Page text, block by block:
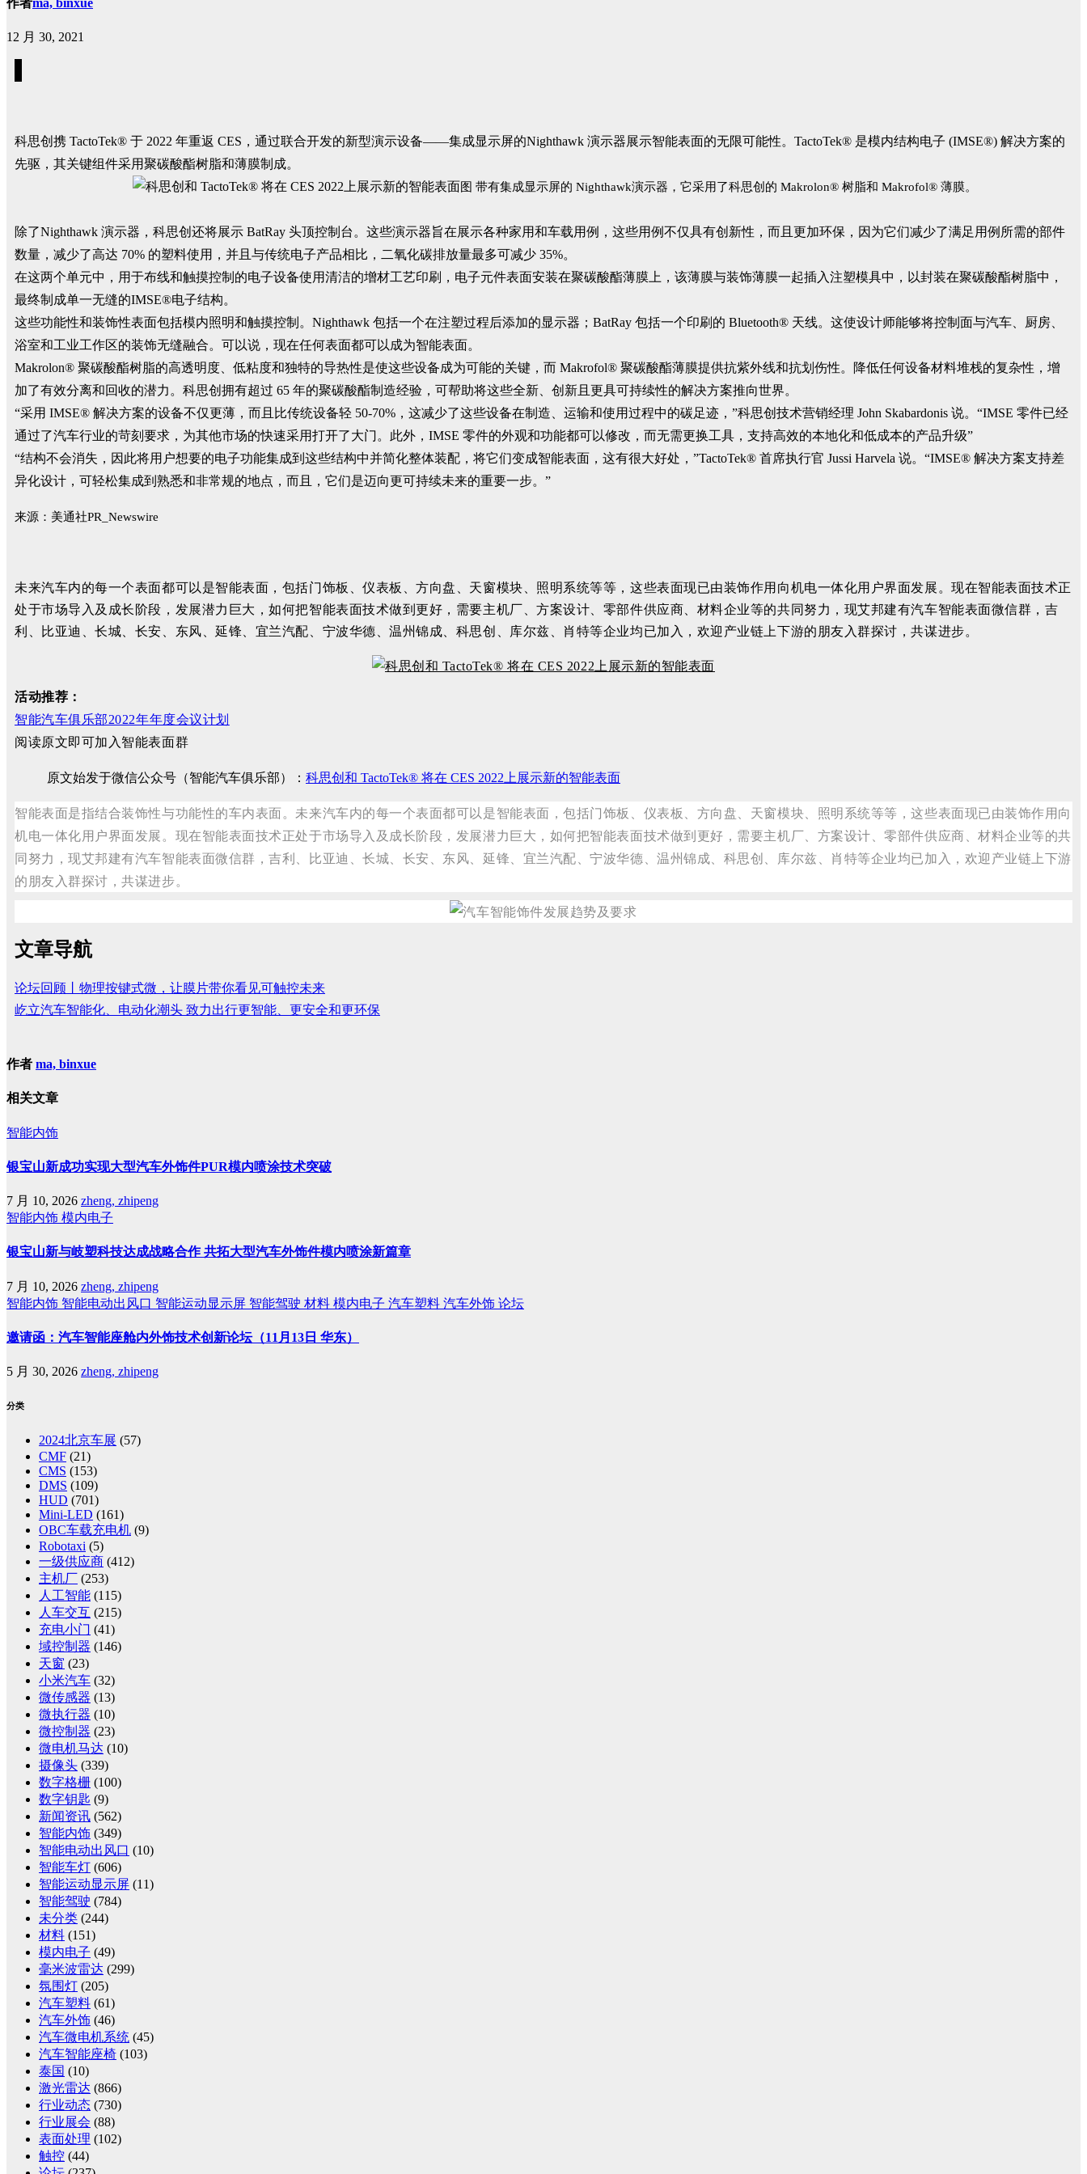
12 月 30, 2021
科思创携 TactoTek® 于 2022 年重返 CES，通过联合开发的新型演示设备——集成显示屏的Nighthawk 演示器展示智能表面的无限可能性。TactoTek® 是模内结构电子 (IMSE®) 解决方案的
先驱，其关键组件采用聚碳酸酯树脂和薄膜制成。
图 带有集成显示屏的 Nighthawk演示器，它采用了科思创的 Makrolon® 树脂和 Makrofol® 薄膜。
除了Nighthawk 演示器，科思创还将展示 BatRay 头顶控制台。这些演示器旨在展示各种家用和车载用例，这些用例不仅具有创新性，而且更加环保，因为它们减少了满足用例所需的部件
数量，减少了高达 70% 的塑料使用，并且与传统电子产品相比，二氧化碳排放量最多可减少 35%。
在这两个单元中，用于布线和触摸控制的电子设备使用清洁的增材工艺印刷，电子元件表面安装在聚碳酸酯薄膜上，该薄膜与装饰薄膜一起插入注塑模具中，以封装在聚碳酸酯树脂中，
最终制成单一无缝的IMSE®电子结构。
这些功能性和装饰性表面包括模内照明和触摸控制。Nighthawk 包括一个在注塑过程后添加的显示器；BatRay 包括一个印刷的 Bluetooth® 天线。这使设计师能够将控制面与汽车、厨房、
浴室和工业工作区的装饰无缝融合。可以说，现在任何表面都可以成为智能表面。
Makrolon® 聚碳酸酯树脂的高透明度、低粘度和独特的导热性是使这些设备成为可能的关键，而 Makrofol® 聚碳酸酯薄膜提供抗紫外线和抗划伤性。降低任何设备材料堆栈的复杂性，增
加了有效分离和回收的潜力。科思创拥有超过 65 年的聚碳酸酯制造经验，可帮助将这些全新、创新且更具可持续性的解决方案推向世界。
“采用 IMSE® 解决方案的设备不仅更薄，而且比传统设备轻 50-70%，这减少了这些设备在制造、运输和使用过程中的碳足迹，”科思创技术营销经理 John Skabardonis 说。“IMSE 零件已经
通过了汽车行业的苛刻要求，为其他市场的快速采用打开了大门。此外，IMSE 零件的外观和功能都可以修改，而无需更换工具，支持高效的本地化和低成本的产品升级”
“结构不会消失，因此将用户想要的电子功能集成到这些结构中并简化整体装配，将它们变成智能表面，这有很大好处，”TactoTek® 首席执行官 Jussi Harvela 说。“IMSE® 解决方案支持差
异化设计，可轻松集成到熟悉和非常规的地点，而且，它们是迈向更可持续未来的重要一步。”
来源：美通社PR_Newswire
未来汽车内的每一个表面都可以是智能表面，包括门饰板、仪表板、方向盘、天窗模块、照明系统等等，这些表面现已由装饰作用向机电一体化用户界面发展。现在智能表面技术正
处于市场导入及成长阶段，发展潜力巨大，如何把智能表面技术做到更好，需要主机厂、方案设计、零部件供应商、材料企业等的共同努力，现艾邦建有汽车智能表面微信群，吉
利、比亚迪、长城、长安、东风、延锋、宜兰汽配、宁波华德、温州锦成、科思创、库尔兹、肖特等企业均已加入，欢迎产业链上下游的朋友入群探讨，共谋进步。
活动推荐：
智能汽车俱乐部2022年年度会议计划
阅读原文即可加入智能表面群
原文始发于微信公众号（智能汽车俱乐部）： 科思创和 TactoTek® 将在 CES 2022上展示新的智能表面
智能表面是指结合装饰性与功能性的车内表面。未来汽车内的每一个表面都可以是智能表面，包括门饰板、仪表板、方向盘、天窗模块、照明系统等等，这些表面现已由装饰作用向
机电一体化用户界面发展。现在智能表面技术正处于市场导入及成长阶段，发展潜力巨大，如何把智能表面技术做到更好，需要主机厂、方案设计、零部件供应商、材料企业等的共
同努力，现艾邦建有汽车智能表面微信群，吉利、比亚迪、长城、长安、东风、延锋、宜兰汽配、宁波华德、温州锦成、科思创、库尔兹、肖特等企业均已加入，欢迎产业链上下游
的朋友入群探讨，共谋进步。
文章导航
论坛回顾丨物理按键式微，让膜片带你看见可触控未来
屹立汽车智能化、电动化潮头 致力出行更智能、更安全和更环保
作者 ma, binxue
相关文章
智能内饰
银宝山新成功实现大型汽车外饰件PUR模内喷涂技术突破
7 月 10, 2026 zheng, zhipeng
智能内饰 模内电子
银宝山新与岐塑科技达成战略合作 共拓大型汽车外饰件模内喷涂新篇章
7 月 10, 2026 zheng, zhipeng
智能内饰 智能电动出风口 智能运动显示屏 智能驾驶 材料 模内电子 汽车塑料 汽车外饰 论坛
邀请函：汽车智能座舱内外饰技术创新论坛（11月13日 华东）
5 月 30, 2026 zheng, zhipeng
分类
2024北京车展 (57)
CMF (21)
CMS (153)
DMS (109)
HUD (701)
Mini-LED (161)
OBC车载充电机 (9)
Robotaxi (5)
一级供应商 (412)
主机厂 (253)
人工智能 (115)
人车交互 (215)
充电小门 (41)
域控制器 (146)
天窗 (23)
小米汽车 (32)
微传感器 (13)
微执行器 (10)
微控制器 (23)
微电机马达 (10)
摄像头 (339)
数字格栅 (100)
数字钥匙 (9)
新闻资讯 (562)
智能内饰 (349)
智能电动出风口 (10)
智能车灯 (606)
智能运动显示屏 (11)
智能驾驶 (784)
未分类 (244)
材料 (151)
模内电子 (49)
毫米波雷达 (299)
氛围灯 (205)
汽车塑料 (61)
汽车外饰 (46)
汽车微电机系统 (45)
汽车智能座椅 (103)
泰国 (10)
激光雷达 (866)
行业动态 (730)
行业展会 (88)
表面处理 (102)
触控 (44)